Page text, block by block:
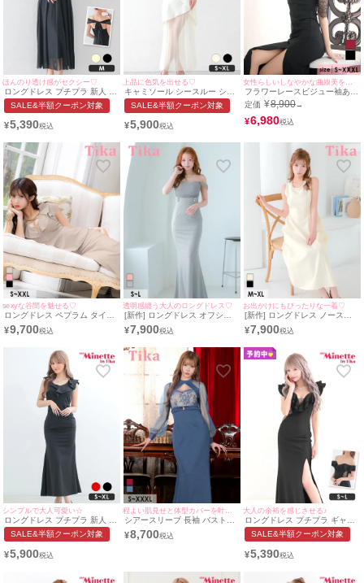
ほんのり透け感がセクシー♡
ロングドレス プチプラ 新人 ワ
ンピース オフショル フレア シ
アー シフォン 谷間 2way 黒 キ
イズ対応) | myMinette/マイミ
SALE&半額クーポン対象
¥5,390
上品に色気を出せる♡
キャミソール シースルー シフ
ォン 無地 タイト カウルネック
ロングドレス (S~XLサイズ) (み
[myMinette/マイミネット]
SALE&半額クーポン対象
¥5,900
フラワーレースビジュー袖あり
スリットタイトバースデーロン
グドレス (Sサイズ～XXXLサイ
ズ) (門りょう/キャバドレス着
用)
定価 ¥8,900→
¥6,980
sexyな谷間を魅せる♡
ロングドレス ペプラム タイト
スリット ノースリーブ ストレ
ッチ ジップ フリル袖 クロスネ
ージュ 大きいサイズ キャバド
レス (横田未来着用) [tk-
ld25918-ha] [Tika/ティカ]
¥9,700
透明感纏う大人のロングドレス♡
[新作] ロングドレス オフショ
ルダー 谷間 チュールショルダ
ー サイドベルト付き ストレッ
ズ グレー タイト キャバドレス
(雨宮由乙花着用) [tk-ld5203l-h]
¥7,900
お出かけにもぴったりな一着♡
[新作] ロングドレス ノースリ
ーブ パール ビジュー 高身長
同伴 お呼ばれ 胸元カバー 下着
キャバドレス (聖菜着用)［tk-
ld26021］ [Tika/ティカ]
¥7,900
シンプルで大人可愛い☆
ロングドレス プチプラ 新人 タ
イト セクシー ラウンジ ノース
リーブ 胸元隠し フリル ワンカ
ンジェリカ着用/S~XLサイズ対
SALE&半額クーポン対象
¥5,900
程よい肌見せと体型カバーを叶える♪
シアースリーブ 長袖 バストカ
ット ヌーディーレース バック
スリット ストレッチ タイトロ
¥8,700
大人の余裕を感じさせる♪
ロングドレス プチプラ ギャル
タイト オフショル セクシー ラ
ウンジ シースルー 谷間 背中魅
黒 キャバドレス (ひなたまる着
SALE&半額クーポン対象
¥5,390